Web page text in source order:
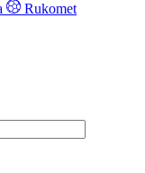
Rukomet